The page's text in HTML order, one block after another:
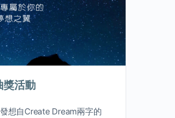
獎活動
想自Create Dream兩字的